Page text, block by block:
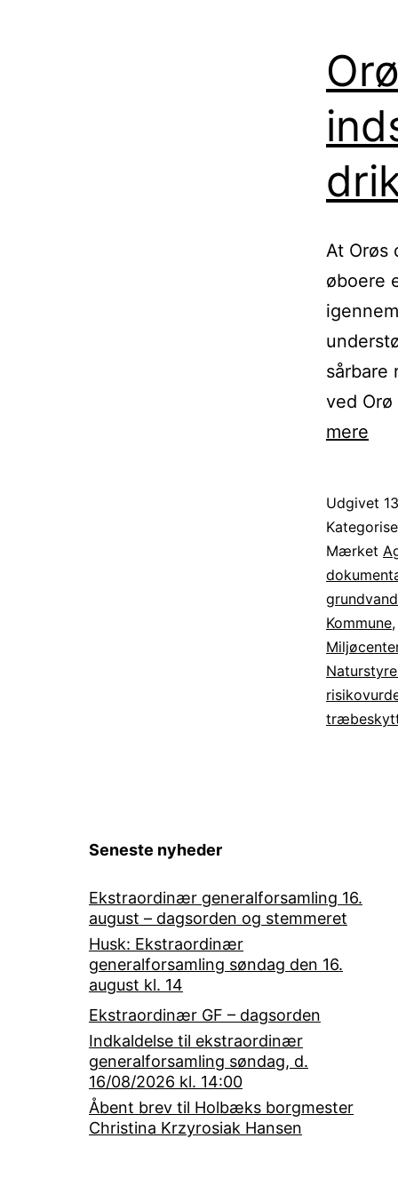
At Orøs
øboere
sårbare
ved
mere
en
for
Udgivet
Mærket
Kommune,
Seneste nyheder
Ekstraordinær generalforsamling 16.
august – dagsorden og stemmeret
Husk: Ekstraordinær
generalforsamling søndag den 16.
august kl. 14
Ekstraordinær GF – dagsorden
Indkaldelse til ekstraordinær
generalforsamling søndag, d.
16/08/2026 kl. 14:00
Åbent brev til Holbæks borgmester
Christina Krzyrosiak Hansen